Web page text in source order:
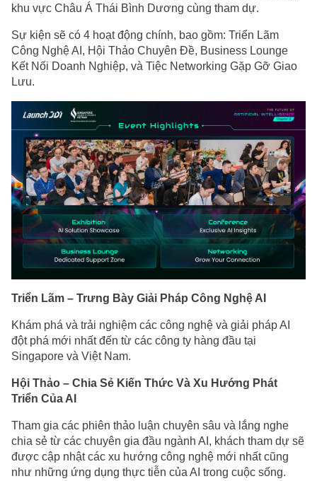
khu vực Châu Á Thái Bình Dương cùng tham dự.
Sự kiện sẽ có 4 hoạt động chính, bao gồm: Triển Lãm
Công Nghệ AI, Hội Thảo Chuyên Đề, Business Lounge
Kết Nối Doanh Nghiệp, và Tiệc Networking Gặp Gỡ Giao
Lưu.
Triển Lãm – Trưng Bày Giải Pháp Công Nghệ AI
Khám phá và trải nghiệm các công nghệ và giải pháp AI
đột phá mới nhất đến từ các công ty hàng đầu tại
Singapore và Việt Nam.
Hội Thảo – Chia Sẻ Kiến Thức Và Xu Hướng Phát
Triển Của AI
Tham gia các phiên thảo luận chuyên sâu và lắng nghe
chia sẻ từ các chuyên gia đầu ngành AI, khách tham dự sẽ
được cập nhật các xu hướng công nghệ mới nhất cũng
như những ứng dụng thực tiễn của AI trong cuộc sống.